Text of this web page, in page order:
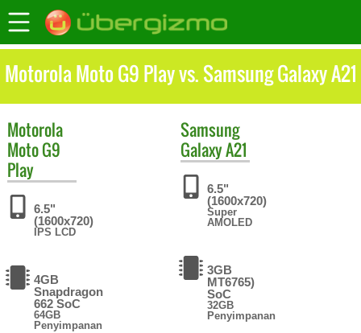
Motorola Moto G9 Play vs. Samsung Galaxy A21
Motorola
Moto G9
Play
6.5"
(1600x720)
IPS LCD
4GB
Snapdragon
662 SoC
64GB
Penyimpanan
Samsung
Galaxy A21
6.5"
(1600x720)
Super
AMOLED
3GB
MT6765)
SoC
32GB
Penyimpanan